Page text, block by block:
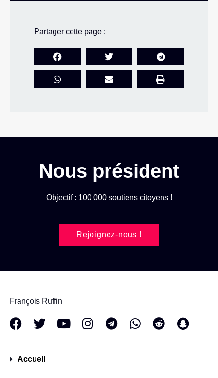
Partager cette page :
Nous président
Objectif : 100 000 soutiens citoyens !
Rejoignez-nous !
François Ruffin
Accueil